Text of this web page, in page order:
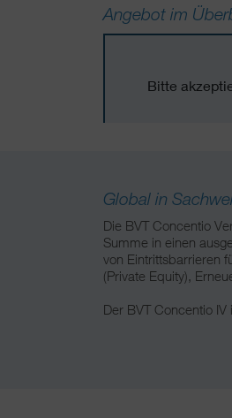
Angebot im
Bitte
Global in
Die BVT Concentio
Summe in einen
von Eintrittsbarrieren
(Private Equity),
Der BVT Concentio